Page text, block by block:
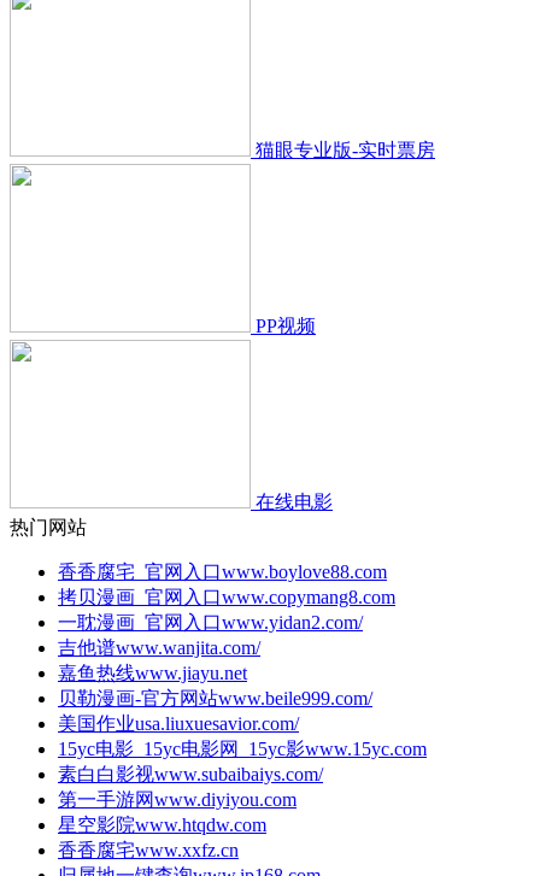
猫眼专业版-实时票房
PP视频
在线电影
热门网站
香香腐宅_官网入口www.boylove88.com
拷贝漫画_官网入口www.copymang8.com
一耽漫画_官网入口www.yidan2.com/
吉他谱www.wanjita.com/
嘉鱼热线www.jiayu.net
贝勒漫画-官方网站www.beile999.com/
美国作业usa.liuxuesavior.com/
15yc电影_15yc电影网_15yc影www.15yc.com
素白白影视www.subaibaiys.com/
第一手游网www.diyiyou.com
星空影院www.htqdw.com
香香腐宅www.xxfz.cn